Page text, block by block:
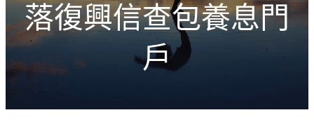
落復興信查包養息門
戶